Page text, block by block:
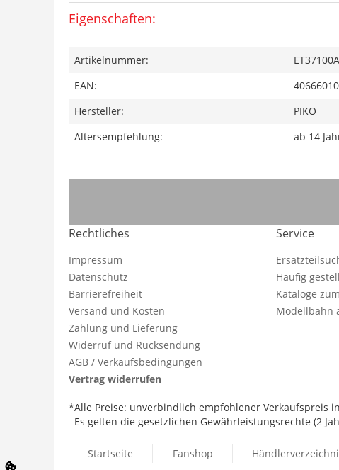
Eigenschaften:
Artikelnummer:
EAN:
Hersteller:
PIKO
Altersempfehlung:
ab 14
Rechtliches
Impressum
Datenschutz
Barrierefreiheit
Versand und Kosten
Zahlung und Lieferung
Widerruf und Rücksendung
AGB / Verkaufsbedingungen
Vertrag widerrufen
Service
Häufig
Kataloge
Modellbahn
*Alle Preise: unverbindlich empfohlener Verkaufspreis
Es gelten die gesetzlichen Gewährleistungsrechte (2
Startseite Fanshop